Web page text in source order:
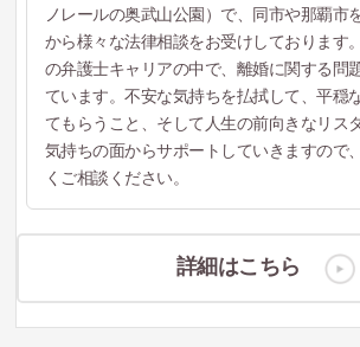
ノレールの奥武山公園）で、同市や那覇市
から様々な法律相談をお受けしております
の弁護士キャリアの中で、離婚に関する問
ています。不安な気持ちを払拭して、平穏
てもらうこと、そして人生の前向きなリス
気持ちの面からサポートしていきますので
くご相談ください。
詳細はこちら